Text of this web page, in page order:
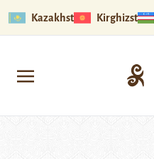
Kazakhstan Kirghizstan